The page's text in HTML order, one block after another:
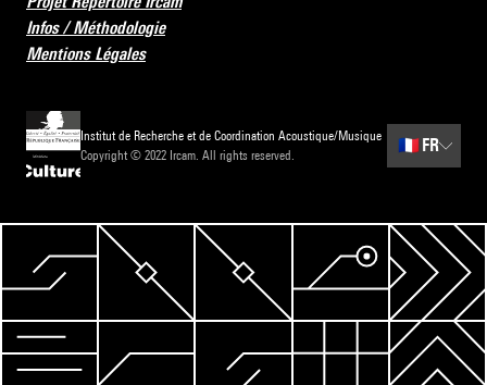
Infos / Méthodologie
Mentions Légales
Institut de Recherche et de Coordination Acoustique/Musique
Copyright © 2022 Ircam. All rights reserved.
🇫🇷 FR